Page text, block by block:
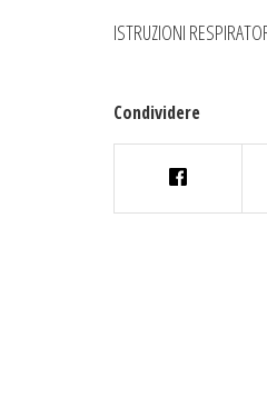
ISTRUZIONI
Condividere